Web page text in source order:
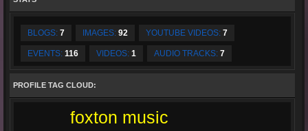
BLOGS: 7 IMAGES: 92 YOUTUBE VIDEOS: 7
EVENTS: 116 VIDEOS: 1 AUDIO TRACKS: 7
PROFILE TAG CLOUD:
foxton music